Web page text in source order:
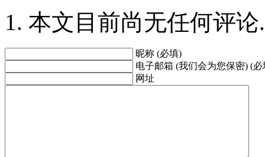
本文目前尚无任何评论.
昵称 (必填)
电子邮箱 (我们会为您保密) (必
网址